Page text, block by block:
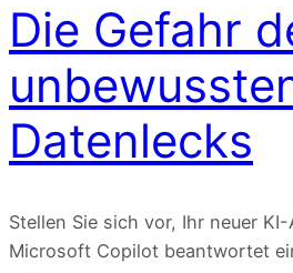
Die Gefahr
Datenlecks
Stellen Sie sich vor, Ihr neuer
Microsoft Copilot beantwortet